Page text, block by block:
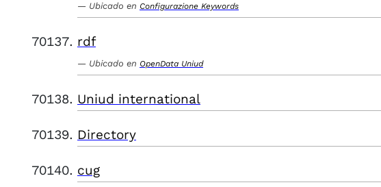
Ubicado en Configurazione Keywords
rdf
Ubicado en OpenData Uniud
Uniud international
Directory
cug